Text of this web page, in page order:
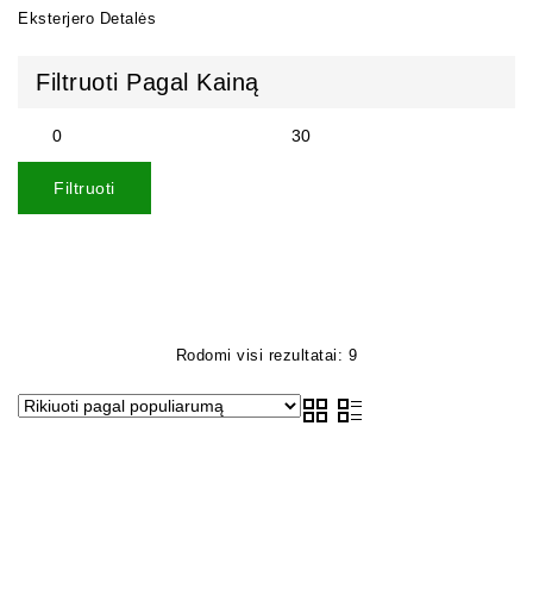
Rodomi visi rezultatai: 9
Eksterjero Detalės
Filtruoti Pagal Kainą
Filtruoti